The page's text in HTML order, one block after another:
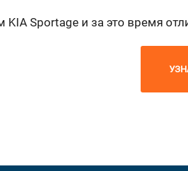
Sportage и за это время